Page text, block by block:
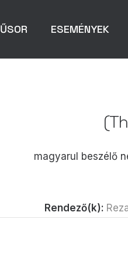
ESEMÉNYEK
magyarul beszélő
Rendező(k):